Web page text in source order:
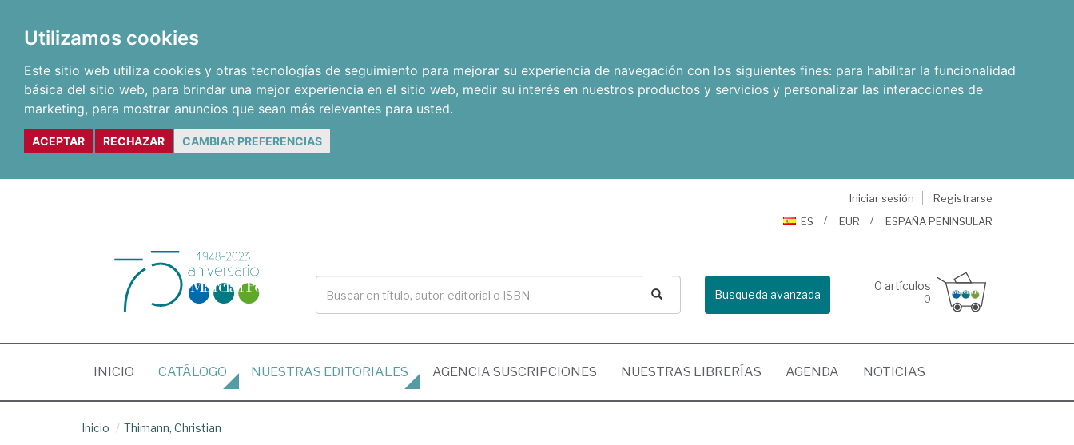
Utilizamos cookies
Este sitio web utiliza cookies y otras tecnologías de seguimiento para mejorar su experiencia de navegación con los siguientes fines: para habilitar la funcionalidad
básica del sitio web, para brindar una mejor experiencia en el sitio web, medir su interés en nuestros productos y servicios y personalizar las interacciones de
marketing, para mostrar anuncios que sean más relevantes para usted.
ACEPTAR RECHAZAR CAMBIAR PREFERENCIAS
Iniciar sesión
Registrarse
ES
EUR ESPAÑA PENINSULAR
Busqueda avanzada
0 artículos
0
INICIO (CURRENT)
CATÁLOGO NUESTRAS EDITORIALES AGENCIA SUSCRIPCIONES NUESTRAS LIBRERÍAS AGENDA NOTICIAS
Inicio Thimann, Christian